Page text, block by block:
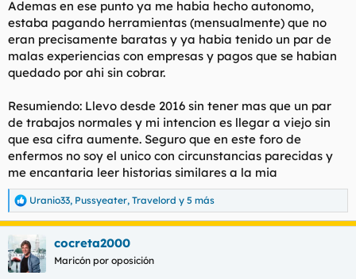
Ademas en ese punto ya me habia hecho autonomo,
estaba pagando herramientas (mensualmente) que no
eran precisamente baratas y ya habia tenido un par de
malas experiencias con empresas y pagos que se habian
quedado por ahi sin cobrar.
Resumiendo: Llevo desde 2016 sin tener mas que un par
de trabajos normales y mi intencion es llegar a viejo sin
que esa cifra aumente. Seguro que en este foro de
enfermos no soy el unico con circunstancias parecidas y
me encantaria leer historias similares a la mia
R
e
a
c
c
i
Uranio33, Pussyeater, Travelord y 5 más
cocreta2000
Maricón por oposición